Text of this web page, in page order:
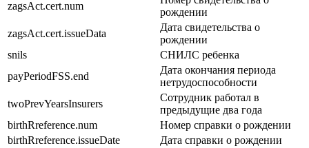
zagsAct.cert.num
рождении
zagsAct.cert.issueData
Дата свидетельства о
рождении
snils
СНИЛС ребенка
payPeriodFSS.end
Дата окончания периода
нетрудоспособности
twoPrevYearsInsurers
Сотрудник работал в
предыдущие два года
birthRreference.num
Номер справки о рождении
birthRreference.issueDate
Дата справки о рождении